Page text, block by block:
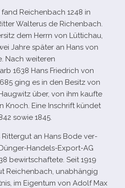
Reichenbach 1248 in
Walterus de Richenbach.
dem Herrn von Lüttichau,
Jahre spä­ter an Hans von
Nach wei­te­ren
1638 Hans Friedrich von
ging es in den Besitz von
über, von ihm kaufte
Knoch. Eine Inschrift kün­det
sowie 1845.
Rittergut an Hans Bode ver­
​Handels-​Export-​AG
bewirt­schaf­tete. Seit 1919
Reichenbach, unab­hän­gig
im Eigentum von Adolf Max